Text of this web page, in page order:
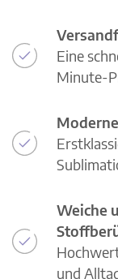
Eine
Minute-
Weiche
und